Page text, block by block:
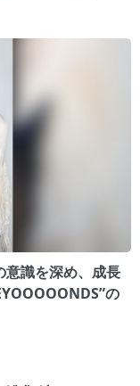
意識を深め、成長
の